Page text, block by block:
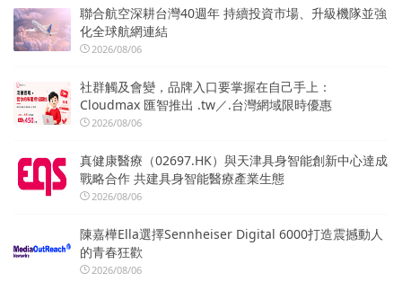
聯合航空深耕台灣40週年 持續投資市場、升級機隊並強
化全球航網連結
2026/08/06
社群觸及會變，品牌入口要掌握在自己手上：
Cloudmax 匯智推出 .tw／.台灣網域限時優惠
2026/08/06
真健康醫療（02697.HK）與天津具身智能創新中心達成
戰略合作 共建具身智能醫療產業生態
2026/08/06
陳嘉樺Ella選擇Sennheiser Digital 6000打造震撼動人
的青春狂歡
2026/08/06